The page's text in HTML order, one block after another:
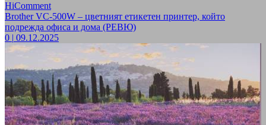
HiComment
Brother VC-500W – цветният етикетен принтер, който
подрежда офиса и дома (РЕВЮ)
0 | 09.12.2025